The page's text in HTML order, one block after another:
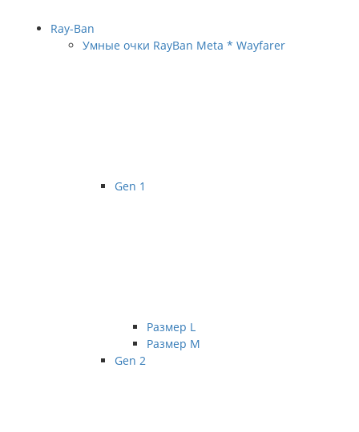
Ray-Ban
Умные очки RayBan Meta * Wayfarer
Gen 1
Размер L
Размер М
Gen 2